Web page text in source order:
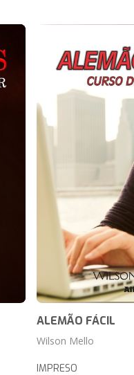
ALEMÃO FÁCIL
Wilson Mello
IMPRESO